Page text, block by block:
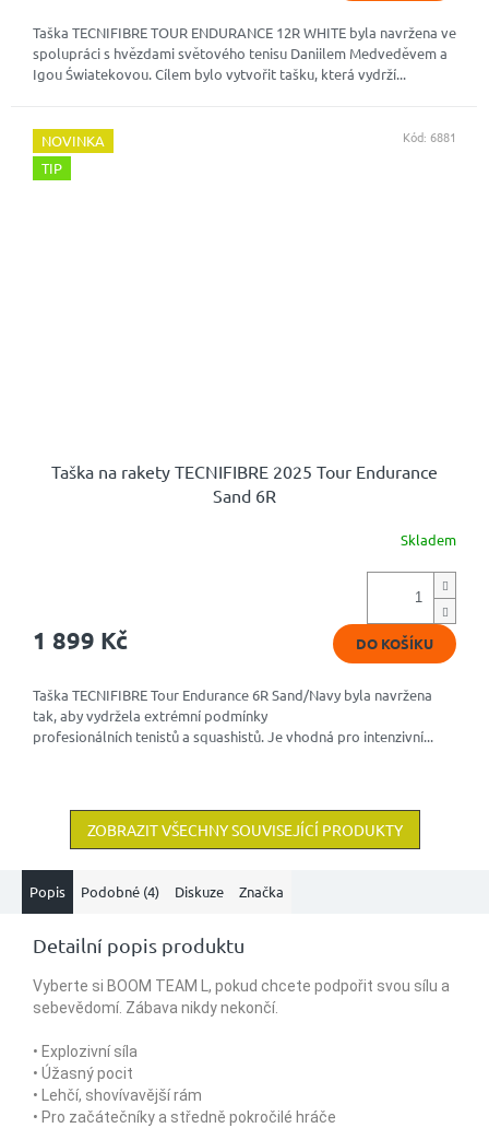
Taška TECNIFIBRE TOUR ENDURANCE 12R WHITE byla navržena ve
spolupráci s hvězdami světového tenisu Daniilem Medveděvem a
Igou Światekovou. Cílem bylo vytvořit tašku, která vydrží...
NOVINKA
TIP
Taška na rakety TECNIFIBRE 2025 Tour Endurance
Sand 6R
Skladem
1 899 Kč DO KOŠÍKU
Taška TECNIFIBRE Tour Endurance 6R Sand/Navy byla navržena
tak, aby vydržela extrémní podmínky
profesionálních tenistů a squashistů. Je vhodná pro intenzivní...
Kód: 6881
ZOBRAZIT VŠECHNY SOUVISEJÍCÍ PRODUKTY
Popis Podobné (4) Diskuze Značka
Detailní popis produktu
Vyberte si BOOM TEAM L, pokud chcete podpořit svou sílu a
sebevědomí. Zábava nikdy nekončí.
• Explozivní síla
• Úžasný pocit
• Lehčí, shovívavější rám
• Pro začátečníky a středně pokročilé hráče